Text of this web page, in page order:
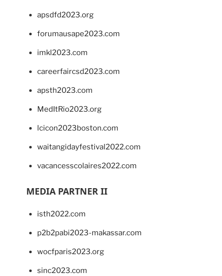
apsdfd2023.org
forumausape2023.com
imkl2023.com
careerfaircsd2023.com
apsth2023.com
MedItRio2023.org
lcicon2023boston.com
waitangidayfestival2022.com
vacancesscolaires2022.com
MEDIA PARTNER II
isth2022.com
p2b2pabi2023-makassar.com
wocfparis2023.org
sinc2023.com